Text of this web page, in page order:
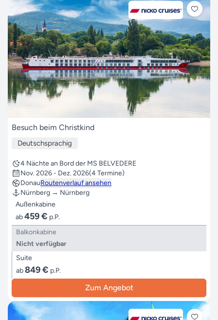
Besuch beim Christkind
Deutschsprachig
4 Nächte an Bord der MS BELVEDERE
Nov. 2026 - Dez. 2026(4 Termine)
DonauRoutenverlauf ansehen
Nürnberg → Nürnberg
Außenkabine
ab459 € p.P.
Balkonkabine
Nicht verfügbar
Suite
ab849 € p.P.
Zum Angebot